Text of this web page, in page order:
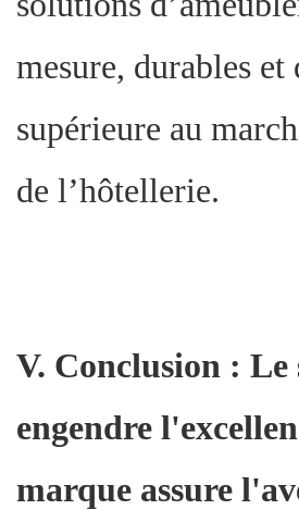
mesure, durables et
supérieure au
de l’hôtellerie.
V. Conclusion :
engendre
marque assure